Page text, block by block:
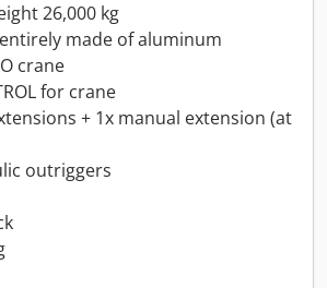
26,000 kg
made of aluminum
crane
for crane
+ 1x manual extension (at
outriggers